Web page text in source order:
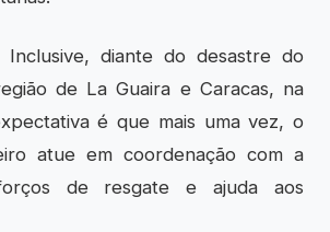
diante do desastre do
de La Guaira e Caracas, na
é que mais uma vez, o
atue em coordenação com a
de resgate e ajuda aos